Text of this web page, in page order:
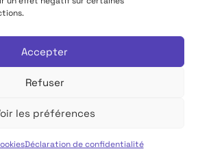
Accepter
Refuser
les préférences
Déclaration de confidentialité
Site TDF Infrastructure
d'accessibilité